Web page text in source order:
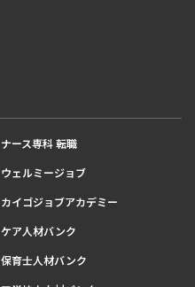
ナース専科 転職
ウェルミージョブ
カイゴジョブアカデミー
ケア人材バンク
保育士人材バンク